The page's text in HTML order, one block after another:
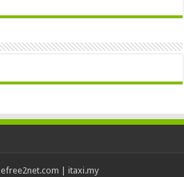
efree2net.com itaxi.my